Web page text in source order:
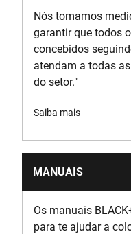
Nós tomamos
garantir que todos
concebidos
atendam a todas
do setor."
Saiba mais
MANUAIS
Os manuais
para te ajudar a